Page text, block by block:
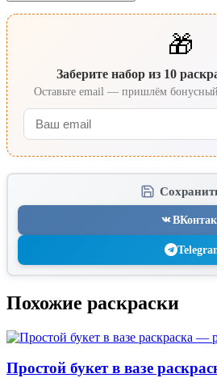
🎁
Заберите набор из 10
Оставьте email — пришлём
Похожие раскраски
Простой букет в вазе